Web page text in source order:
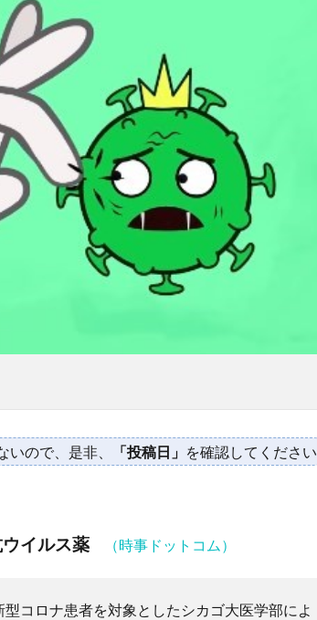
ので、是非、 「投稿日」 を確認してください
イルス薬 （時事ドットコム）
コロナ患者を対象としたシカゴ大医学部によ